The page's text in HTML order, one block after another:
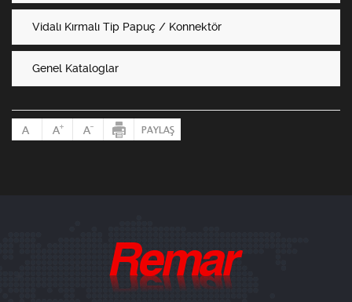
Vidalı Kırmalı Tip Papuç / Konnektör
Genel Kataloglar